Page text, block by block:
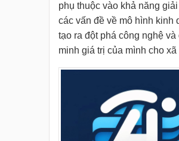
phụ thuộc vào khả năng
các vấn đề về mô hình kinh
tạo ra đột phá công nghệ và
minh giá trị của mình cho xã